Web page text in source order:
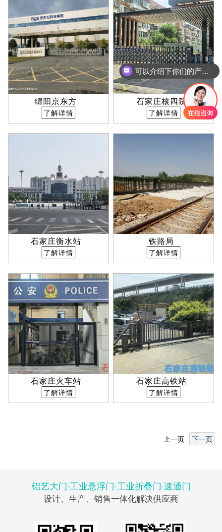
绵阳京东方
了解详情
石家庄核四院
了解详情
石家庄衡水站
了解详情
铁路局
了解详情
石家庄火车站
了解详情
石家庄高铁站
了解详情
上一页 下一页
铝艺大门·工业悬浮门·工业折叠门·速通门
设计、生产、销售一体化解决供应商
可以介绍下你们的产品么